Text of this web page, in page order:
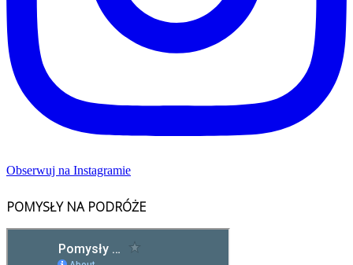
Obserwuj na Instagramie
POMYSŁY NA PODRÓŻE